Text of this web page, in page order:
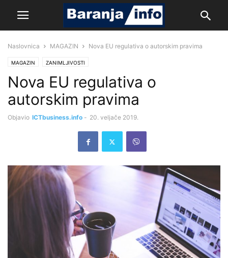
Naslovnica MAGAZIN Nova EU regulativa o autorskim pravima
MAGAZIN ZANIMLJIVOSTI
Nova EU regulativa o
autorskim pravima
Objavio ICTbusiness.info - 20. veljače 2019.